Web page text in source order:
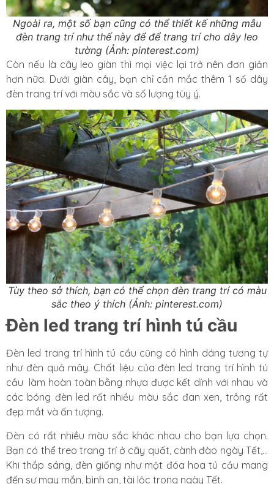
Ngoài ra, một số bạn cũng có thể thiết kế những mẫu
đèn trang trí như thế này để để trang trí cho dây leo
tường (Ảnh: pinterest.com)
Còn nếu là cây leo giàn thì mọi việc lại trở nên đơn giản
hơn nữa. Dưới giàn cây, bạn chỉ cần mắc thêm 1 số dây
đèn trang trí với màu sắc và số lượng tùy ý.
Tùy theo sở thích, bạn có thể chọn đèn trang trí có màu
sắc theo ý thích (Ảnh: pinterest.com)
Đèn led trang trí hình tú cầu
Đèn led trang trí hình tú cầu cũng có hình dáng tương tự
như đèn quả mây. Chất liệu của đèn led trang trí hình tú
cầu làm hoàn toàn bằng nhựa được kết dính với nhau và
các bóng đèn led rất nhiều màu sắc đan xen, trông rất
đẹp mắt và ấn tượng.
Đèn có rất nhiều màu sắc khác nhau cho bạn lựa chọn.
Bạn có thể treo trang trí ở cây quất, cành đào ngày Tết,…
Khi thắp sáng, đèn giống như một đóa hoa tú cầu mang
đến sự may mắn, bình an, tài lộc trong ngày Tết.